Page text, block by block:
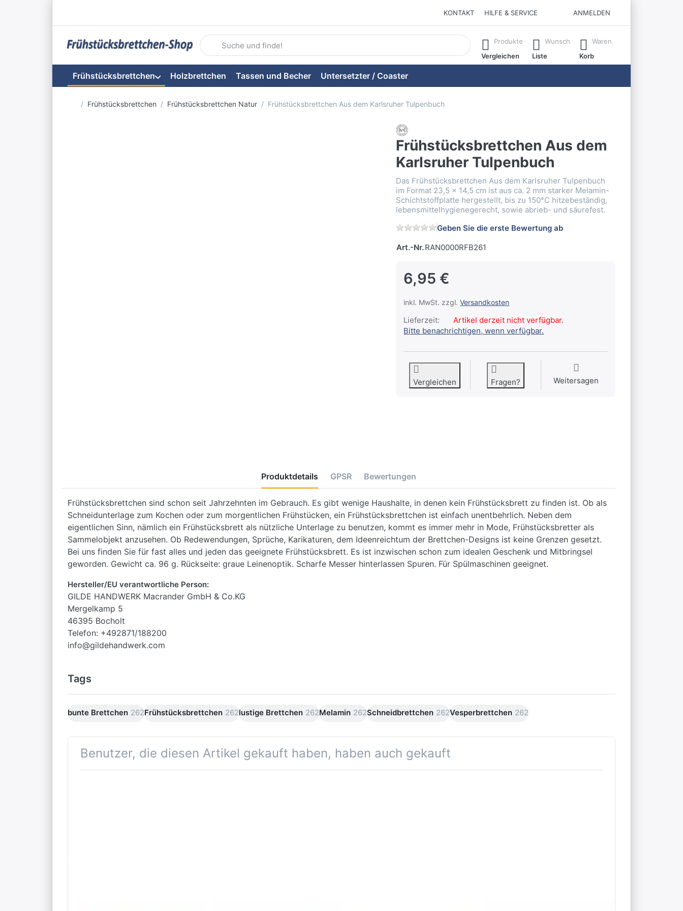
KONTAKT HILFE & SERVICE ANMELDEN
Geben Sie einen Suchbegriff ein. Während Sie tippen, erscheinen automatisch erste Ergebnisse. Drücken Sie die Eingabetaste, um
Produkte
Vergleichen
Wunsch
Liste
Waren
Korb
Frühstücksbrettchen Holzbrettchen Tassen und Becher Untersetzter / Coaster
Startseite
Frühstücksbrettchen Frühstücksbrettchen Natur Frühstücksbrettchen Aus dem Karlsruher Tulpenbuch
Frühstücksbrettchen Aus dem
Karlsruher Tulpenbuch
Das Frühstücksbrettchen Aus dem Karlsruher Tulpenbuch
im Format 23,5 x 14,5 cm ist aus ca. 2 mm starker Melamin-
Schichtstoffplatte hergestellt, bis zu 150°C hitzebeständig,
lebensmittelhygienegerecht, sowie abrieb- und säurefest.
Geben Sie die erste Bewertung ab
Art.-Nr.RAN0000RFB261
6,95 €
inkl. MwSt. zzgl.Versandkosten
Lieferzeit:
Artikel derzeit nicht verfügbar.
Bitte benachrichtigen, wenn verfügbar.
Vergleichen Fragen? Weitersagen
Produktdetails GPSR Bewertungen
Frühstücksbrettchen sind schon seit Jahrzehnten im Gebrauch. Es gibt wenige Haushalte, in denen kein Frühstücksbrett zu finden ist. Ob als
Schneidunterlage zum Kochen oder zum morgentlichen Frühstücken, ein Frühstücksbrettchen ist einfach unentbehrlich. Neben dem
eigentlichen Sinn, nämlich ein Frühstücksbrett als nützliche Unterlage zu benutzen, kommt es immer mehr in Mode, Frühstücksbretter als
Sammelobjekt anzusehen. Ob Redewendungen, Sprüche, Karikaturen, dem Ideenreichtum der Brettchen-Designs ist keine Grenzen gesetzt.
Bei uns finden Sie für fast alles und jeden das geeignete Frühstücksbrett. Es ist inzwischen schon zum idealen Geschenk und Mitbringsel
geworden. Gewicht ca. 96 g. Rückseite: graue Leinenoptik. Scharfe Messer hinterlassen Spuren. Für Spülmaschinen geeignet.
Hersteller/EU verantwortliche Person:
GILDE HANDWERK Macrander GmbH & Co.KG
Mergelkamp 5
46395 Bocholt
Telefon: +492871/188200
info@gildehandwerk.com
Tags
bunte Brettchen 262Frühstücksbrettchen 262lustige Brettchen 262Melamin 262Schneidbrettchen 262Vesperbrettchen 262
Benutzer, die diesen Artikel gekauft haben, haben auch gekauft